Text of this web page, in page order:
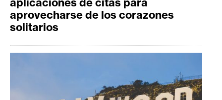
aprovecharse de los corazones
solitarios